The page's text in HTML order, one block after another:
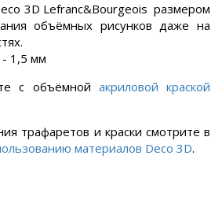
3D Lefranc&Bourgeois размером
объёмных рисунков даже на
1,5 мм
с объёмной акриловой краской
трафаретов и краски смотрите в
материалов Deco 3D.